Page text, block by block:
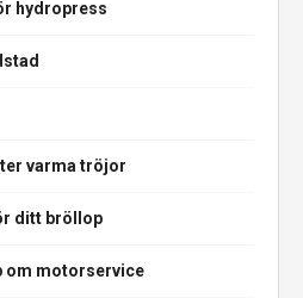
hydropress
varma tröjor
ditt bröllop
om motorservice